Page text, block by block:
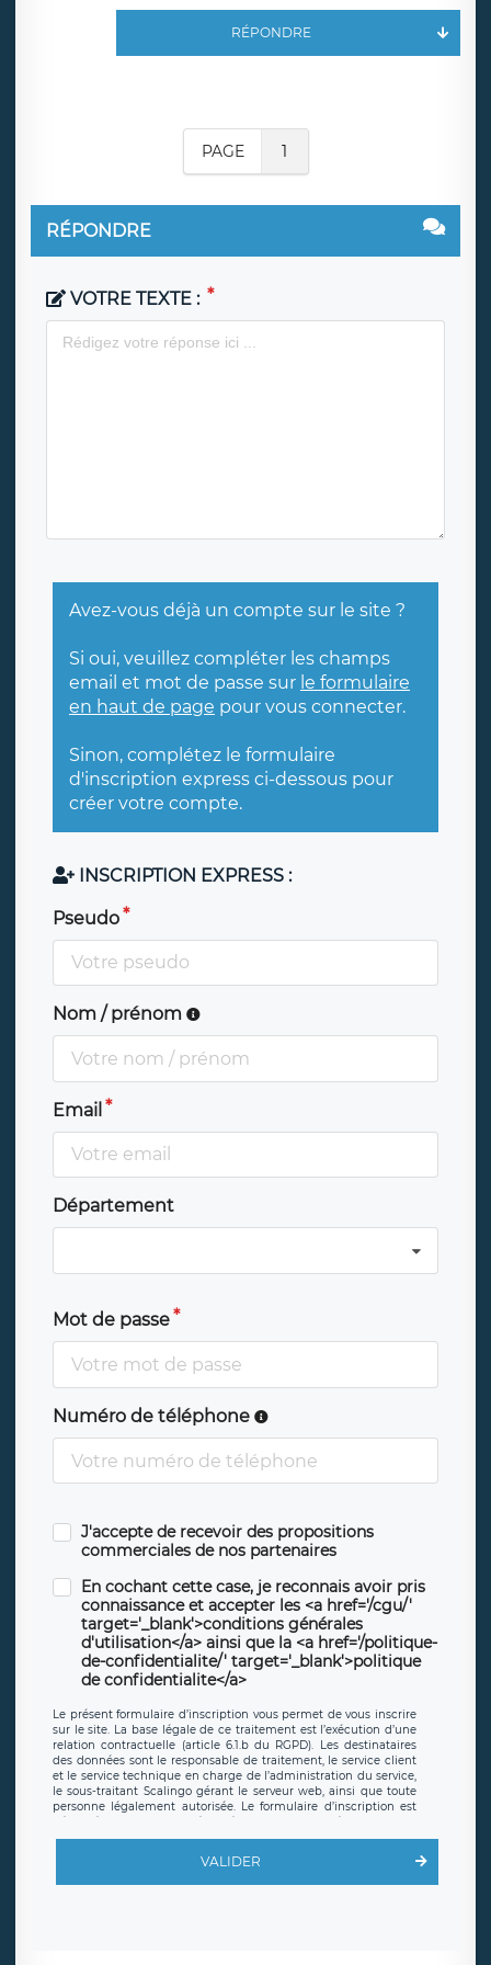
RÉPONDRE
PAGE 1
RÉPONDRE
VOTRE TEXTE :
Avez-vous déjà un compte sur le site ?
Si oui, veuillez compléter les champs
email et mot de passe sur le formulaire
en haut de page pour vous connecter.
Sinon, complétez le formulaire
d'inscription express ci-dessous pour
créer votre compte.
INSCRIPTION EXPRESS :
Pseudo
Nom / prénom
Email
Département
Mot de passe
Numéro de téléphone
J'accepte de recevoir des propositions
commerciales de nos partenaires
En cochant cette case, je reconnais avoir pris
connaissance et accepter les <a href='/cgu/'
target='_blank'>conditions générales
d'utilisation</a> ainsi que la <a href='/politique-
de-confidentialite/' target='_blank'>politique
de confidentialite</a>
Le présent formulaire d’inscription vous permet de vous inscrire
sur le site. La base légale de ce traitement est l’exécution d’une
relation contractuelle (article 6.1.b du RGPD). Les destinataires
des données sont le responsable de traitement, le service client
et le service technique en charge de l’administration du service,
le sous-traitant Scalingo gérant le serveur web, ainsi que toute
personne légalement autorisée. Le formulaire d’inscription est
offrant desclauses de protection conformes au RGPD. Les
en sollicite la suppression, étant entendu que vous pouvez
demander la suppression de vos données et retirer votre
VALIDER